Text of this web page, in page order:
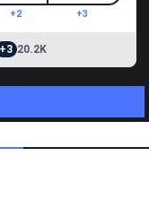
+2 +3
+3 20.2K